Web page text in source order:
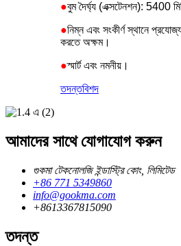
●বুম দৈর্ঘ্য (এক্সটেনশন): 5400
●নিম্ন এবং সংকীর্ণ স্থানে
করতে অক্ষম।
●স্মার্ট এবং নমনীয়।
তদন্তবিশদ
আমাদের সাথে যোগাযোগ করুন
গুকমা টেকনোলজি ইন্ডাস্ট্রি কোং, লিমিটেড
+86 771 5349860
info@gookma.com
+8613367815090
তদন্ত